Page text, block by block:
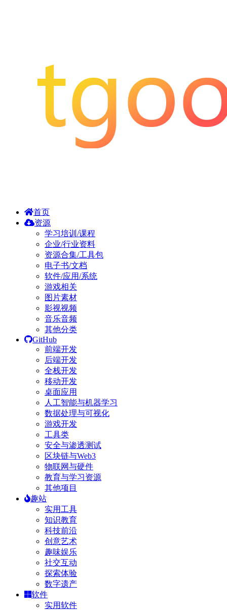
首页
资源
学习培训/课程
企业/行业资料
资源合集/工具包
电子书/文档
软件/应用/系统
游戏相关
图片素材
影视视频
音乐音频
其他分类
GitHub
前端开发
后端开发
全栈开发
移动开发
桌面应用
人工智能与机器学习
数据处理与可视化
游戏开发
工具类
安全与渗透测试
区块链与Web3
物联网与硬件
教育与学习资源
其他项目
趣站
实用工具
知识教育
科技前沿
创意艺术
趣味娱乐
社交互动
探索体验
数字遗产
软件
实用软件